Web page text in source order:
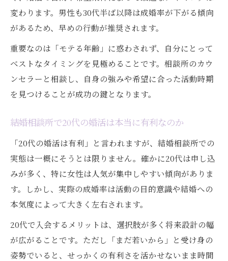
変わります。男性も30代半ば以降は成婚率が下がる傾向
があるため、早めの行動が推奨されます。
重要なのは「モテる年齢」に惑わされず、自分にとって
ベストなタイミングを見極めることです。相談所のカウ
ンセラーと相談し、自身の強みや希望に合った活動時期
を見つけることが成功の鍵となります。
結婚相談所で20代の婚活は本当に有利なのか
「20代の婚活は有利」と言われますが、結婚相談所での
実態は一概にそうとは限りません。確かに20代は申し込
みが多く、特に女性は人気が集中しやすい傾向がありま
す。しかし、実際の成婚率は活動の目的意識や結婚への
本気度によって大きく左右されます。
20代で入会するメリットは、選択肢が多く将来設計の幅
が広がることです。ただし「まだ若いから」と受け身の
姿勢でいると、せっかくの有利さを活かせないまま時間